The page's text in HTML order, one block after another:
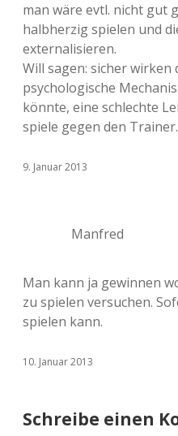
man wäre evtl. nicht gut
halbherzig spielen und
externalisieren.
Will sagen: sicher wirken
psychologische
könnte, eine schlechte
spiele gegen den Trainer.
9. Januar 2013
Manfred
Man kann ja gewinnen
zu spielen versuchen.
spielen kann.
10. Januar 2013
Schreibe einen